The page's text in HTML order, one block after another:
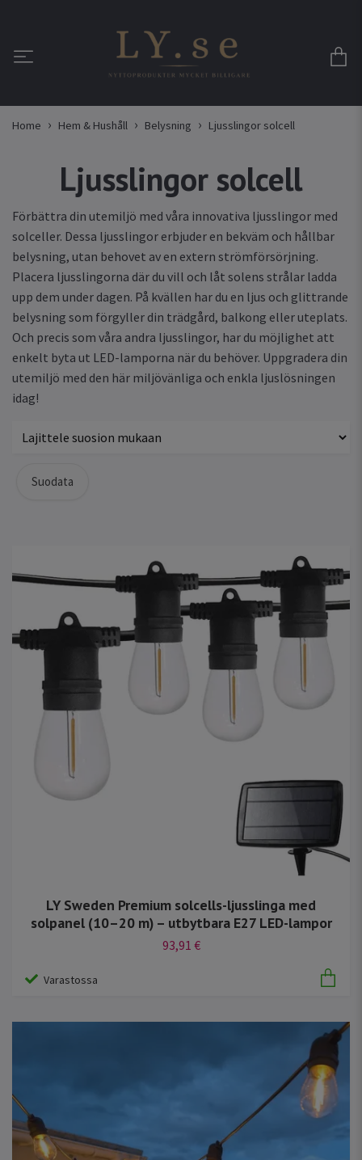
Home Hem & Hushåll Belysning Ljusslingor solcell
Ljusslingor solcell
Förbättra din utemiljö med våra innovativa ljusslingor med
solceller. Dessa ljusslingor erbjuder en bekväm och hållbar
belysning, utan behovet av en extern strömförsörjning.
Placera ljusslingorna där du vill och låt solens strålar ladda
upp dem under dagen. På kvällen har du en ljus och glittrande
belysning som förgyller din trädgård, balkong eller uteplats.
Och precis som våra andra ljusslingor, har du möjlighet att
enkelt byta ut LED-lamporna när du behöver. Uppgradera din
utemiljö med den här miljövänliga och enkla ljuslösningen
idag!
Suodata
LY Sweden Premium solcells-ljusslinga med
solpanel (10–20 m) – utbytbara E27 LED-lampor
93,91 €
Varastossa